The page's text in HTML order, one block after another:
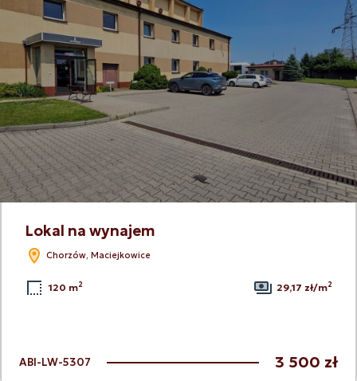
Lokal na wynajem
Chorzów, Maciejkowice
120 m2 29,17 zł/m2
ABI-LW-5307 3 500 zł